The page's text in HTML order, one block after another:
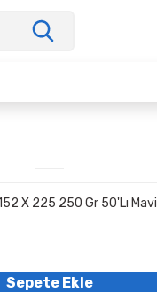
X 225 250 Gr 50'Lı Mavi
Sepete Ekle